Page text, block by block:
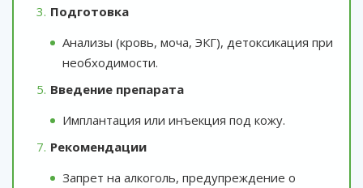
Подготовка
Анализы (кровь, моча, ЭКГ), детоксикация при
необходимости.
Введение препарата
Имплантация или инъекция под кожу.
Рекомендации
Запрет на алкоголь, предупреждение о